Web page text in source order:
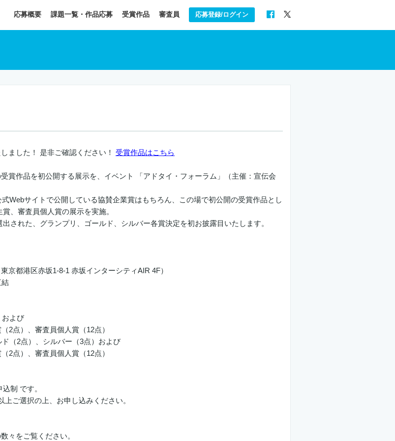
応募概要 課題一覧・作品応募 受賞作品 審査員 応募登録/ログイン
ました！ 是非ご確認ください！ 受賞作品はこちら
賞作品を初公開する展示を、イベント 「アドタイ・フォーラム」（主催：宣伝会
Webサイトで公開している協賛企業賞はもちろん、この場で初公開の受賞作品とし
、審査員個人賞の展示を実施。
された、グランプリ、ゴールド、シルバー各賞決定を初お披露目いたします。
都港区赤坂1-8-1 赤坂インターシティAIR 4F）
および
審査員個人賞（12点）
（2点）、シルバー（3点）および
審査員個人賞（12点）
制 です。
ご選択の上、お申し込みください。
々をご覧ください。